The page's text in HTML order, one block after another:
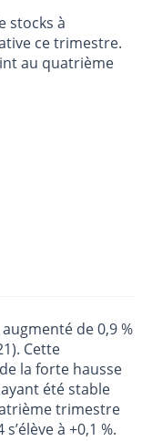
stocks à
ce trimestre.
au quatrième
de 0,9 %
Cette
la forte hausse
été stable
trimestre
à +0,1 %.